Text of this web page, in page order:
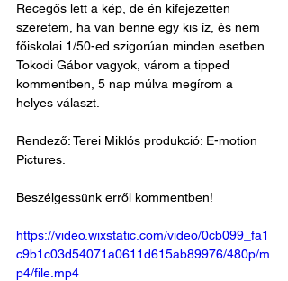
Recegős lett a kép, de én kifejezetten
szeretem, ha van benne egy kis íz, és nem
főiskolai 1/50-ed szigorúan minden esetben.
Tokodi Gábor vagyok, várom a tipped
kommentben, 5 nap múlva megírom a
helyes választ.
Rendező: Terei Miklós produkció: E-motion
Pictures.
Beszélgessünk erről kommentben!
https://video.wixstatic.com/video/0cb099_fa1
c9b1c03d54071a0611d615ab89976/480p/m
p4/file.mp4